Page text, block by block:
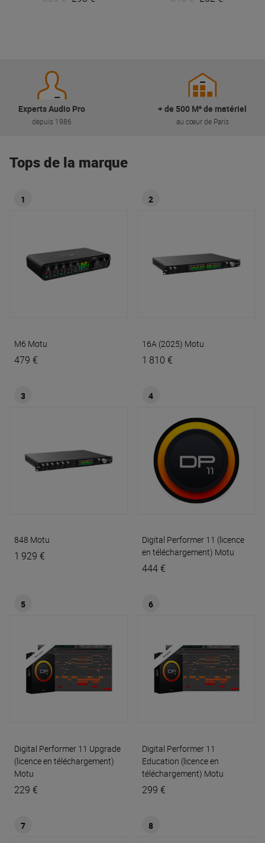
Experts Audio Pro
depuis 1986
+ de 500 M² de matériel
au cœur de Paris
Tops de la marque
1
M6 Motu
479 €
2
16A (2025) Motu
1 810 €
3
848 Motu
1 929 €
4
Digital Performer 11 (licence
en téléchargement) Motu
444 €
5
Digital Performer 11 Upgrade
(licence en téléchargement)
Motu
229 €
6
Digital Performer 11
Education (licence en
téléchargement) Motu
299 €
7 8